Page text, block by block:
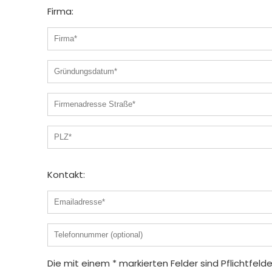
Firma:
Kontakt:
Die mit einem * markierten Felder sind